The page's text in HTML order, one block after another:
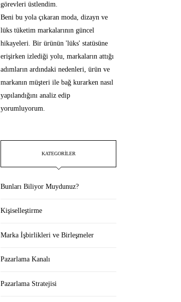
görevleri üstlendim.
Beni bu yola çıkaran moda, dizayn ve
lüks tüketim markalarının güncel
hikayeleri. Bir ürünün 'lüks' statüsüne
erişirken izlediği yolu, markaların attığı
adımların ardındaki nedenleri, ürün ve
markanın müşteri ile bağ kurarken nasıl
yapılandığını analiz edip
yorumluyorum.
KATEGORILER
Bunları Biliyor Muydunuz?
Kişiselleştirme
Marka İşbirlikleri ve Birleşmeler
Pazarlama Kanalı
Pazarlama Stratejisi